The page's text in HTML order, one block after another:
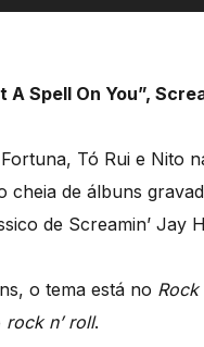
A Spell On You”,
Tó Rui e Nito
cheia de álbuns
de Screamin’ Jay
o tema está no
rock n’ roll.